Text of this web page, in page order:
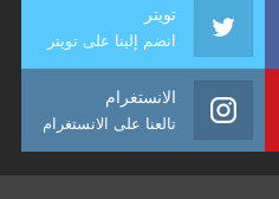
تويتر
انضم إلينا على تويتر
الانستغرام
تالعنا على الانستغرام